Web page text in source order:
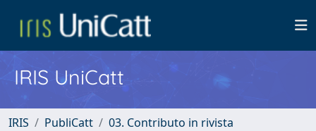
IRIS UniCatt
IRIS PubliCatt
03. Contributo in rivista